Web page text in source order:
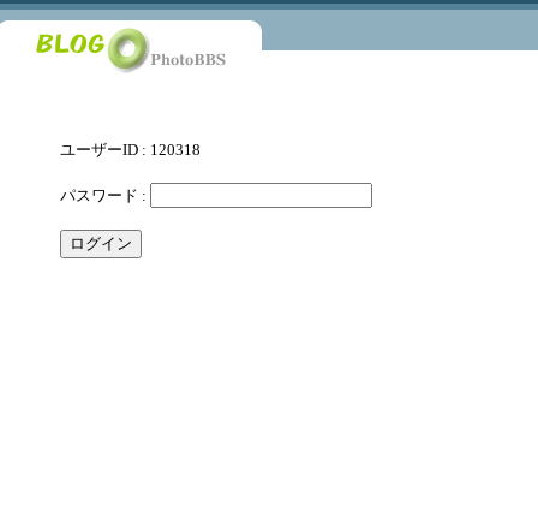
ユーザーID : 120318
パスワード :